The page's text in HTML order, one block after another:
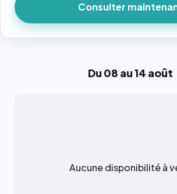
Du 08 au 14 août
Aucune disponibilité à
Consulter